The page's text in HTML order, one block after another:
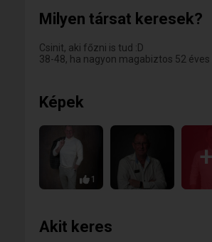
Milyen társat keresek?
Csinit, aki főzni is tud :D
38-48, ha nagyon magabiztos 52 éves
Képek
1
Akit keres